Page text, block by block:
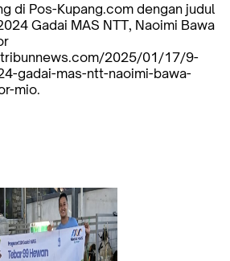
di Pos-Kupang.com dengan judul
Gadai MAS NTT, Naoimi Bawa
2025/01/17/9-
gadai-mas-ntt-naoimi-bawa-
mio.